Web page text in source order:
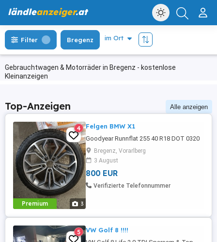
ländleanzeiger.at
Gebrauchtwagen & Motorräder in Bregenz - kostenlose
Kleinanzeigen
Filter Bregenz
Top-Anzeigen Alle anzeigen
Premium 3
4 Felgen BMW X1
Goodyear Runnflat 255 40 R18 DOT 0320
Bregenz, Vorarlberg
3 August
800 EUR
Verifizierte Telefonnummer
5 VW Golf 8 !!!!